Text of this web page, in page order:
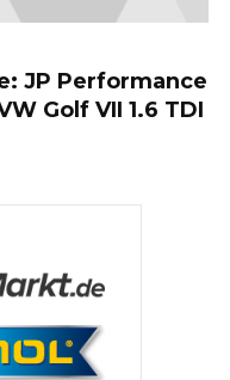
JP Performance
Golf VII 1.6 TDI